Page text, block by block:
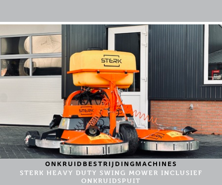
ONKRUIDBESTRIJDINGMACHINES
STERK HEAVY DUTY SWING MOWER INCLUSIEF
ONKRUIDSPUIT